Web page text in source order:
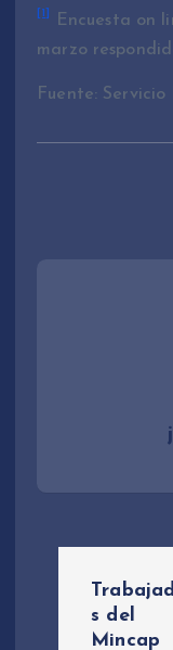
[1]
Encuesta on
marzo
Fuente:
s del
Mincap